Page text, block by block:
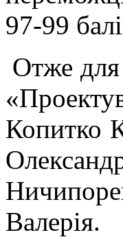
97-99
Отже для
Копитко
Валерія.